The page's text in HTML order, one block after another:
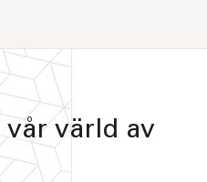
vår värld av